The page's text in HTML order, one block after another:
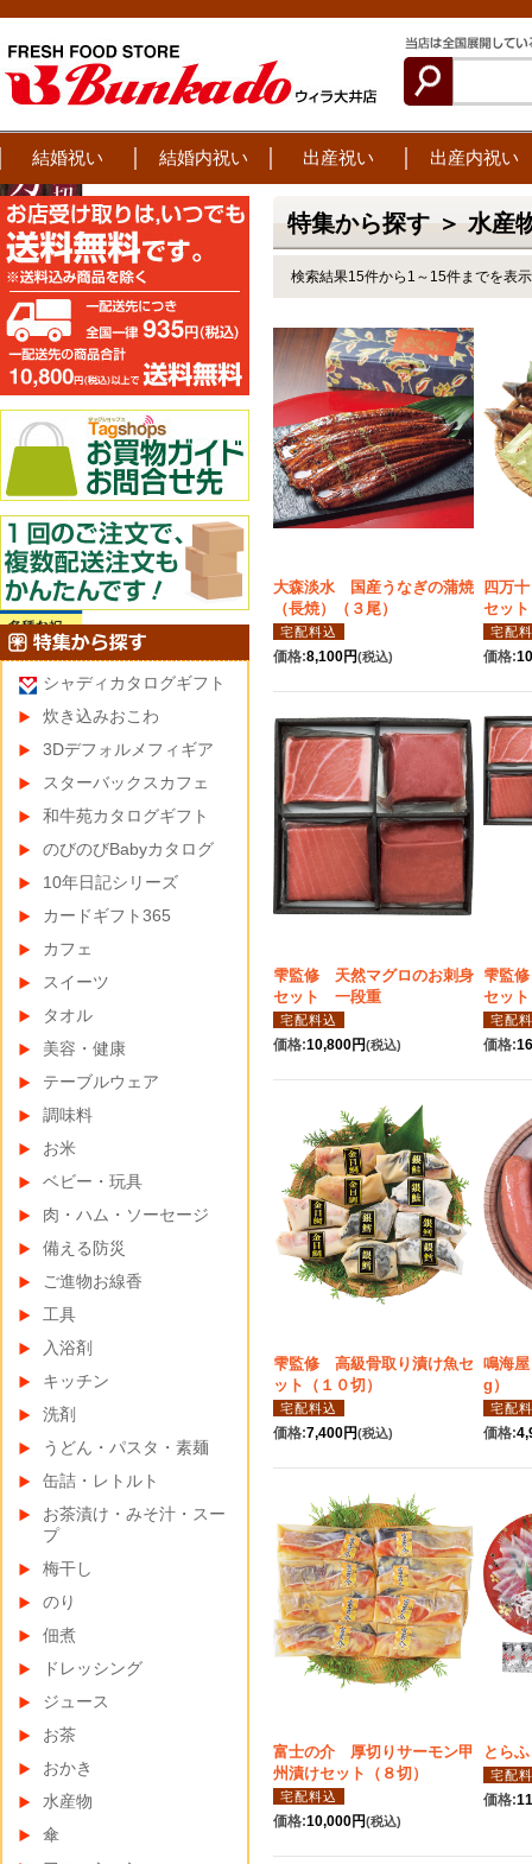
結婚祝い 結婚内祝い 出産祝い 出産内祝い
特集から探す ＞ 水産
検索結果15件から1～15件までを表示
大森淡水 国産うなぎの蒲焼
（長焼）（３尾）
宅配料込
価格:8,100円(税込)
四万
セット
宅配
価格:
雫監修 天然マグロのお刺身
セット 一段重
宅配料込
価格:10,800円(税込)
雫監
セッ
宅配
価格:
雫監修 高級骨取り漬け魚セ
ット（１０切）
宅配料込
価格:7,400円(税込)
鳴海
g）
宅配
価格:
富士の介 厚切りサーモン甲
州漬けセット（８切）
宅配料込
価格:10,000円(税込)
とら
宅配
価格:
シャディカタログギフト
炊き込みおこわ
3Dデフォルメフィギア
スターバックスカフェ
和牛苑カタログギフト
のびのびBabyカタログ
10年日記シリーズ
カードギフト365
カフェ
スイーツ
タオル
美容・健康
テーブルウェア
調味料
お米
ベビー・玩具
肉・ハム・ソーセージ
備える防災
ご進物お線香
工具
入浴剤
キッチン
洗剤
うどん・パスタ・素麺
缶詰・レトルト
お茶漬け・みそ汁・スー
プ
梅干し
のり
佃煮
ドレッシング
ジュース
お茶
おかき
水産物
傘